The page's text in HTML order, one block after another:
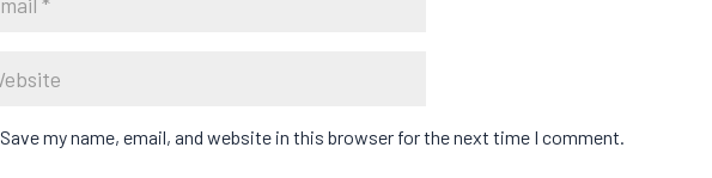
Save my name, email, and website in this browser for the next time I comment.